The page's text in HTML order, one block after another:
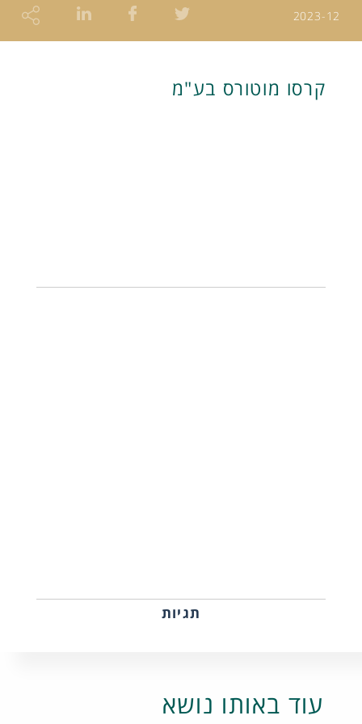
2023-12
קרסו מוטורס בע"מ
תגיות
עוד באותו נושא